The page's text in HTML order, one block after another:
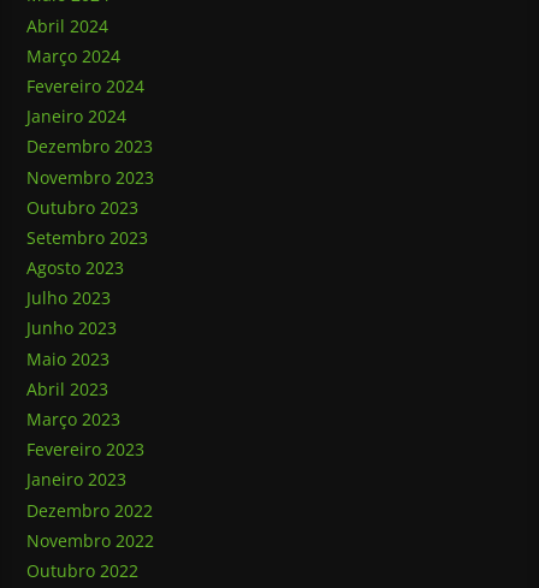
Abril 2024
Março 2024
Fevereiro 2024
Janeiro 2024
Dezembro 2023
Novembro 2023
Outubro 2023
Setembro 2023
Agosto 2023
Julho 2023
Junho 2023
Maio 2023
Abril 2023
Março 2023
Fevereiro 2023
Janeiro 2023
Dezembro 2022
Novembro 2022
Outubro 2022